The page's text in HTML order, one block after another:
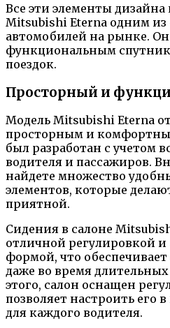
Все эти элементы
Mitsubishi Eterna одним
автомобилей на рынке.
функциональным
поездок.
Просторный и
Модель Mitsubishi Eterna
просторным и
был разработан с учетом
водителя и пассажиров.
найдете множество
элементов, которые
приятной.
Сидения в салоне
отличной регулировкой
формой, что
даже во время
этого, салон оснащен
позволяет настроить его
для каждого водителя.